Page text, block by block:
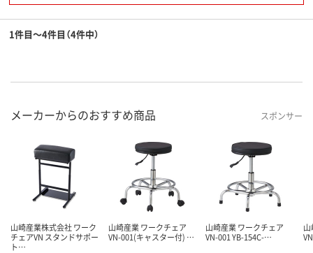
1件目～4件目（4件中）
メーカーからのおすすめ商品 スポンサー
山崎産業株式会社 ワーク
チェアVN スタンドサポー
ト…
山崎産業 ワークチェア
VN-001(キャスター付) …
山崎産業 ワークチェア
VN-001 YB-154C-…